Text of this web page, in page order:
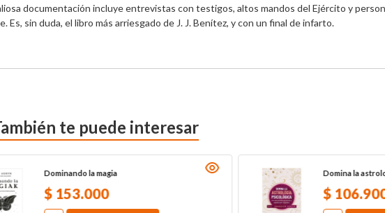
documentación incluye entrevistas con testigos, altos mandos del Ejército y
sin duda, el libro más arriesgado de J. J. Benítez, y con un final de infarto.
te puede interesar
Dominando la magia
$ 153.000
Domina la
$ 106.